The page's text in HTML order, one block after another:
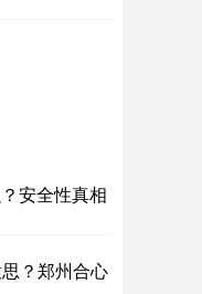
安全性真相
？郑州合心